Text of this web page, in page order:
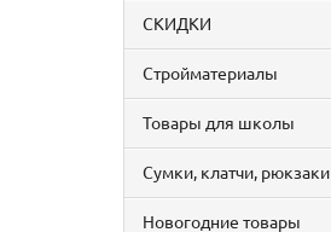
СКИДКИ
Стройматериалы
Товары для школы
Сумки, клатчи, рюкзаки
Новогодние товары